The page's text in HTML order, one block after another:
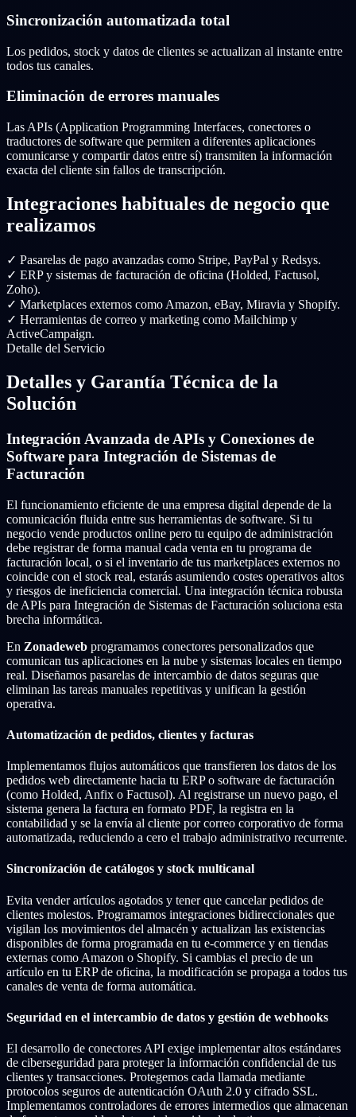
Sincronización automatizada total
Los pedidos, stock y datos de clientes se actualizan al instante entre
todos tus canales.
Eliminación de errores manuales
Las APIs (Application Programming Interfaces, conectores o
traductores de software que permiten a diferentes aplicaciones
comunicarse y compartir datos entre sí) transmiten la información
exacta del cliente sin fallos de transcripción.
Integraciones habituales de negocio que
realizamos
✓ Pasarelas de pago avanzadas como Stripe, PayPal y Redsys.
✓ ERP y sistemas de facturación de oficina (Holded, Factusol,
Zoho).
✓ Marketplaces externos como Amazon, eBay, Miravia y Shopify.
✓ Herramientas de correo y marketing como Mailchimp y
ActiveCampaign.
Detalle del Servicio
Detalles y Garantía Técnica de la
Solución
Integración Avanzada de APIs y Conexiones de
Software para Integración de Sistemas de
Facturación
El funcionamiento eficiente de una empresa digital depende de la
comunicación fluida entre sus herramientas de software. Si tu
negocio vende productos online pero tu equipo de administración
debe registrar de forma manual cada venta en tu programa de
facturación local, o si el inventario de tus marketplaces externos no
coincide con el stock real, estarás asumiendo costes operativos altos
y riesgos de ineficiencia comercial. Una integración técnica robusta
de APIs para Integración de Sistemas de Facturación soluciona esta
brecha informática.
En Zonadeweb programamos conectores personalizados que
comunican tus aplicaciones en la nube y sistemas locales en tiempo
real. Diseñamos pasarelas de intercambio de datos seguras que
eliminan las tareas manuales repetitivas y unifican la gestión
operativa.
Automatización de pedidos, clientes y facturas
Implementamos flujos automáticos que transfieren los datos de los
pedidos web directamente hacia tu ERP o software de facturación
(como Holded, Anfix o Factusol). Al registrarse un nuevo pago, el
sistema genera la factura en formato PDF, la registra en la
contabilidad y se la envía al cliente por correo corporativo de forma
automatizada, reduciendo a cero el trabajo administrativo recurrente.
Sincronización de catálogos y stock multicanal
Evita vender artículos agotados y tener que cancelar pedidos de
clientes molestos. Programamos integraciones bidireccionales que
vigilan los movimientos del almacén y actualizan las existencias
disponibles de forma programada en tu e-commerce y en tiendas
externas como Amazon o Shopify. Si cambias el precio de un
artículo en tu ERP de oficina, la modificación se propaga a todos tus
canales de venta de forma automática.
Seguridad en el intercambio de datos y gestión de webhooks
El desarrollo de conectores API exige implementar altos estándares
de ciberseguridad para proteger la información confidencial de tus
clientes y transacciones. Protegemos cada llamada mediante
protocolos seguros de autenticación OAuth 2.0 y cifrado SSL.
Implementamos controladores de errores intermedios que almacenan